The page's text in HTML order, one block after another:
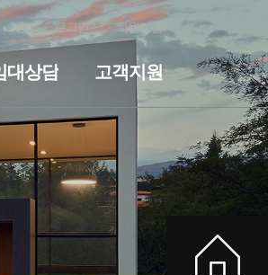
홈 로그인 회원가입
펜션
기숙사·사무실
대상담
대상담
고객지원
공지사항